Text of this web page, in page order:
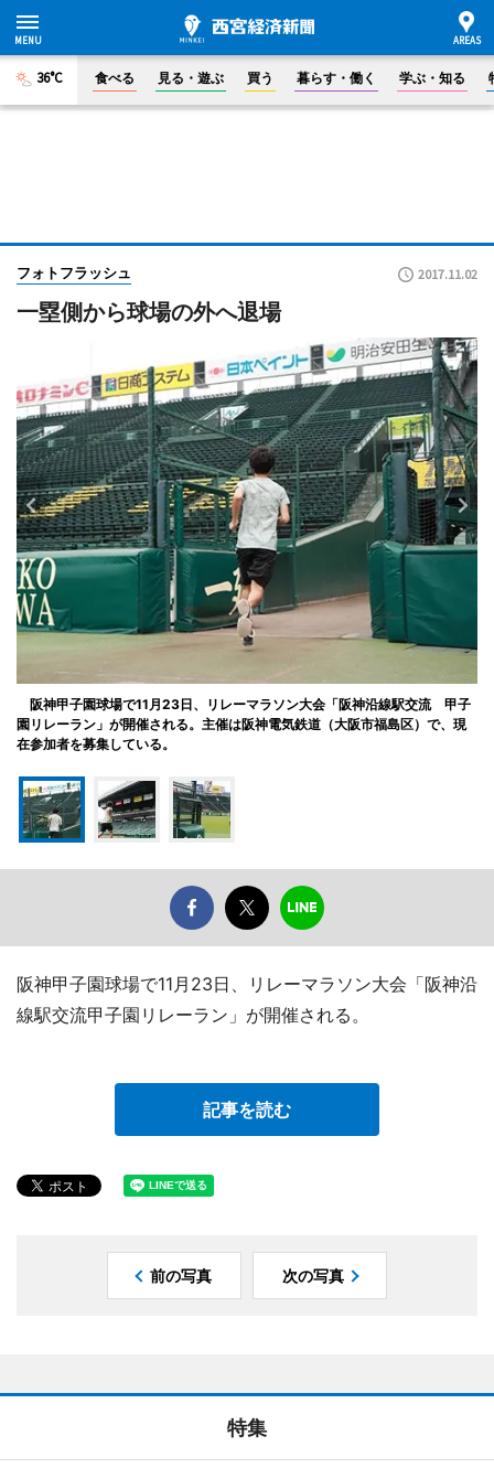
36°C 食べる 見る・遊ぶ 買う 暮らす・働く 学ぶ・知る
フォトフラッシュ 2017.11.02
一塁側から球場の外へ退場
阪神甲子園球場で11月23日、リレーマラソン大会「阪神沿線駅交流 甲子
園リレーラン」が開催される。主催は阪神電気鉄道（大阪市福島区）で、現
在参加者を募集している。
阪神甲子園球場で11月23日、リレーマラソン大会「阪神沿
線駅交流甲子園リレーラン」が開催される。
記事を読む
前の写真 次の写真
特集